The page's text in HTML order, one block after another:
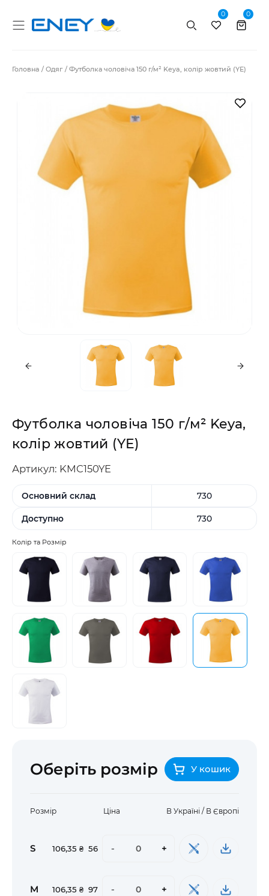
Пошук
0 0
Головна Одяг Футболка чоловіча 150 г/м² Keya, колір жовтий (YE)
В
Футболка чоловіча 150 г/м² Keya,
колір жовтий (YE)
Артикул: KMC150YE
Основний склад 730
Доступно 730
Колір та Розмір
Оберіть розмір У кошик
Розмір Ціна В Україні / В Європі
S 106,35 ₴ 56 - +
M 106,35 ₴ 97 - +